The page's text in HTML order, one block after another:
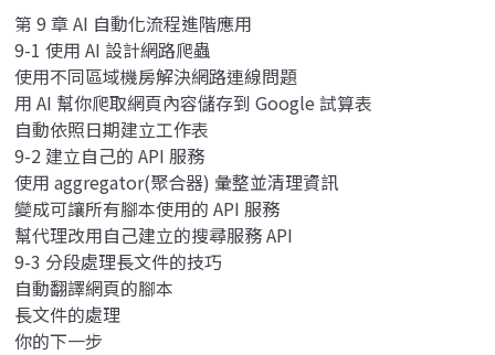
第 9 章 AI 自動化流程進階應用
9-1 使用 AI 設計網路爬蟲
使用不同區域機房解決網路連線問題
用 AI 幫你爬取網頁內容儲存到 Google 試算表
自動依照日期建立工作表
9-2 建立自己的 API 服務
使用 aggregator(聚合器) 彙整並清理資訊
變成可讓所有腳本使用的 API 服務
幫代理改用自己建立的搜尋服務 API
9-3 分段處理長文件的技巧
自動翻譯網頁的腳本
長文件的處理
你的下一步